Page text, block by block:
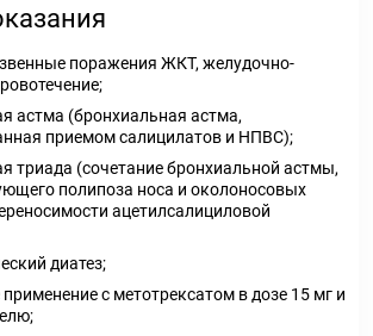
поражения ЖКТ, желудочно-
астма (бронхиальная астма,
приемом салицилатов и НПВС);
триада (сочетание бронхиальной астмы,
полипоза носа и околоносовых
ацетилсалициловой
диатез;
с метотрексатом в дозе 15 мг и